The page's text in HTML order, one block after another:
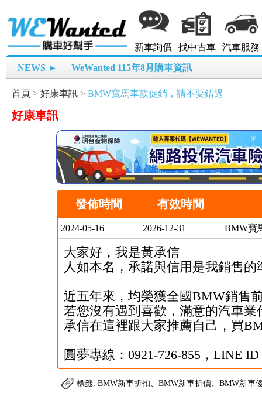
新車詢價 找中古車 汽車服務
NEWS ► WeWanted 115年8月購車資訊
首頁 > 好康車訊 > BMW寶馬車款促銷，請不要錯過
好康車訊
發佈時間 有效時間
2024-05-16 2026-12-31 BMW寶
大家好，我是黃承信
人如本名，承諾與信用是我銷售的
近五年來，均榮獲全國BMW銷售
若您沒有遇到喜歡，滿意的汽車
承信在這裡跟大家推薦自己，買
圓夢專線：0921-726-855，LINE ID
標籤: BMW新車折扣、BMW新車折價、BMW新車